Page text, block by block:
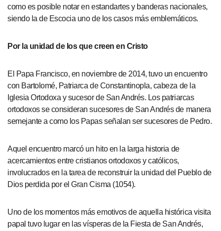
como es posible notar en estandartes y banderas nacionales,
siendo la de Escocia uno de los casos más emblemáticos.
Por la unidad de los que creen en Cristo
El Papa Francisco, en noviembre de 2014, tuvo un encuentro
con Bartolomé, Patriarca de Constantinopla, cabeza de la
Iglesia Ortodoxa y sucesor de San Andrés. Los patriarcas
ortodoxos se consideran sucesores de San Andrés de manera
semejante a como los Papas señalan ser sucesores de Pedro.
Aquel encuentro marcó un hito en la larga historia de
acercamientos entre cristianos ortodoxos y católicos,
involucrados en la tarea de reconstruir la unidad del Pueblo de
Dios perdida por el Gran Cisma (1054).
Uno de los momentos más emotivos de aquella histórica visita
papal tuvo lugar en las vísperas de la Fiesta de San Andrés,